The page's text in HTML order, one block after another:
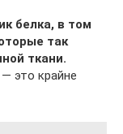
белка, в том
так
ткани.
это крайне